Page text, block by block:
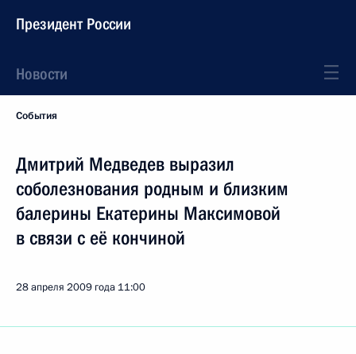
Президент России
Новости
События
Дмитрий Медведев выразил
соболезнования родным и близким
балерины Екатерины Максимовой
в связи с её кончиной
28 апреля 2009 года 11:00